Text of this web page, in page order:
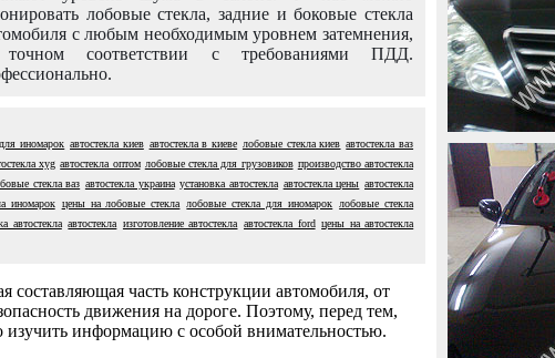
лобовые стекла, задние и боковые стекла
с любым необходимым уровнем затемнения,
соответствии с требованиями ПДД.
для иномарок автостекла киев автостекла в киеве лобовые стекла киев автостекла ваз
xyg автостекла оптом лобовые стекла для грузовиков производство автостекла
стекла ваз автостекла украина установка автостекла автостекла цены автостекла
иномарок цены на лобовые стекла лобовые стекла для иномарок
лобовые стекла
автостекла автостекла изготовление автостекла автостекла ford цены на автостекла
составляющая часть конструкции автомобиля, от
движения на дороге. Поэтому, перед тем,
изучить информацию с особой внимательностью.